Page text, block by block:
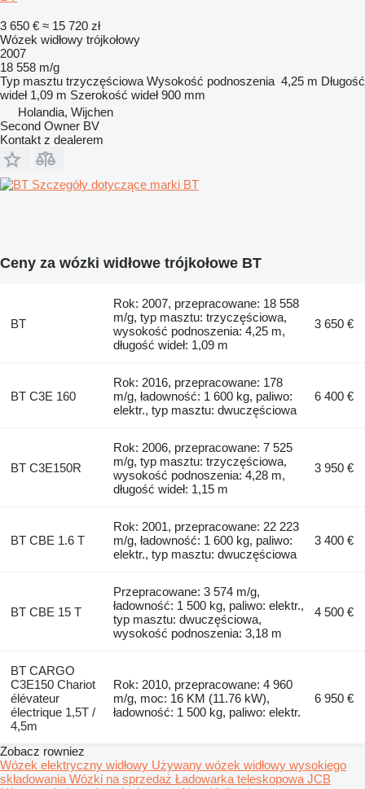
3 650 € ≈ 15 720 zł
Wózek widłowy trójkołowy
2007
18 558 m/g
Typ masztu trzyczęściowa Wysokość podnoszenia 4,25 m Długość
wideł 1,09 m Szerokość wideł 900 mm
Holandia, Wijchen
Second Owner BV
Kontakt z dealerem
Szczegóły dotyczące marki BT
Ceny za wózki widłowe trójkołowe BT
BT
Rok: 2007, przepracowane: 18 558
m/g, typ masztu: trzyczęściowa,
wysokość podnoszenia: 4,25 m,
długość wideł: 1,09 m
3 650 €
BT C3E 160
Rok: 2016, przepracowane: 178
m/g, ładowność: 1 600 kg, paliwo:
elektr., typ masztu: dwuczęściowa
6 400 €
BT C3E150R
Rok: 2006, przepracowane: 7 525
m/g, typ masztu: trzyczęściowa,
wysokość podnoszenia: 4,28 m,
długość wideł: 1,15 m
3 950 €
BT CBE 1.6 T
Rok: 2001, przepracowane: 22 223
m/g, ładowność: 1 600 kg, paliwo:
elektr., typ masztu: dwuczęściowa
3 400 €
BT CBE 15 T
Przepracowane: 3 574 m/g,
ładowność: 1 500 kg, paliwo: elektr.,
typ masztu: dwuczęściowa,
wysokość podnoszenia: 3,18 m
4 500 €
BT CARGO
C3E150 Chariot
élévateur
électrique 1,5T /
4,5m
Rok: 2010, przepracowane: 4 960
m/g, moc: 16 KM (11.76 kW),
ładowność: 1 500 kg, paliwo: elektr.
6 950 €
Zobacz rowniez
Wózek elektryczny widłowy Używany wózek widłowy wysokiego
składowania Wózki na sprzedaż Ładowarka teleskopowa JCB